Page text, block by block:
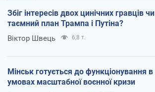
Збіг інтересів двох цинічних гравців чи
таємний план Трампа і Путіна?
Віктор Швець 6,8 т.
Мінськ готується до функціонування в
умовах масштабної воєнної кризи